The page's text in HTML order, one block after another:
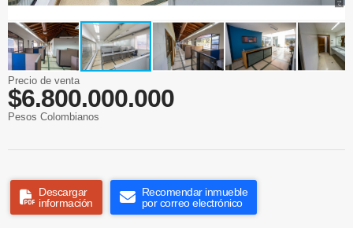
Precio de venta
$6.800.000.000
Pesos Colombianos
Descargar
información
Recomendar inmueble
por correo electrónico